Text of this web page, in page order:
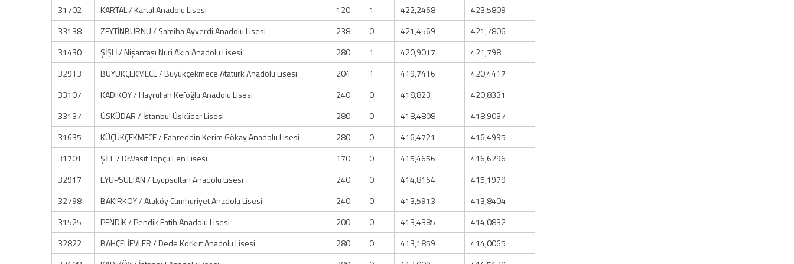
31702 KARTAL / Kartal Anadolu Lisesi 120 1 422,2468
423,5809
33138
ZEYTİNBURNU / Samiha Ayverdi Anadolu Lisesi 238 0 421,4569
421,7806
31430
ŞİŞLİ / Nişantaşı Nuri Akın Anadolu Lisesi 280 1 420,9017
421,798
32913
BÜYÜKÇEKMECE / Büyükçekmece Atatürk Anadolu Lisesi 204 1 419,7416
420,4417
33107
KADIKÖY / Hayrullah Kefoğlu Anadolu Lisesi 240 0 418,823
420,8331
33137
ÜSKÜDAR / İstanbul Üsküdar Lisesi 280 0 418,4808
418,9037
31635
KÜÇÜKÇEKMECE / Fahreddin Kerim Gökay Anadolu Lisesi 280 0 416,4721
416,4995
31701
ŞİLE / Dr.Vasıf Topçu Fen Lisesi 170 0 415,4656
416,6296
32917
EYÜPSULTAN / Eyüpsultan Anadolu Lisesi 240 0 414,8164
415,1979
32798
BAKIRKÖY / Ataköy Cumhuriyet Anadolu Lisesi 240 0 413,5913
413,8404
31525
PENDİK / Pendik Fatih Anadolu Lisesi 200 0 413,4385
414,0832
32822
BAHÇELİEVLER / Dede Korkut Anadolu Lisesi 280 0 413,1859
414,0065